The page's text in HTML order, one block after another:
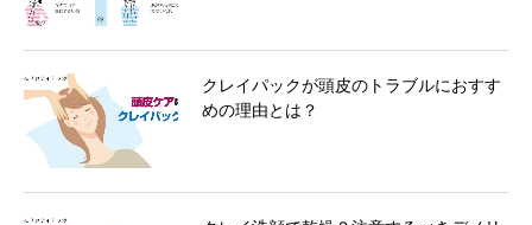
クレイパックが頭皮のトラブルにおすす
めの理由とは？